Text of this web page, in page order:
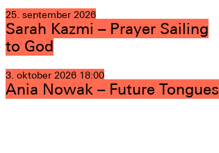
25. september 2026
Sarah Kazmi – Prayer Sailing
to God
3. oktober 2026 18:00
Ania Nowak – Future Tongues